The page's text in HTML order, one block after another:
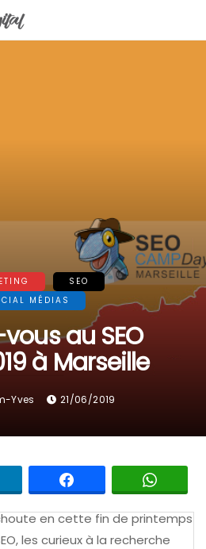
SEO
MÉDIAS
au SEO
à Marseille
Yves 21/06/2019
en cette fin de printemps
les curieux à la recherche